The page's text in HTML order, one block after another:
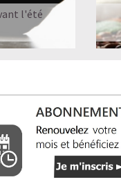
PALME
est libre d'huile de
à notre cacao,
chose, nous
l'été